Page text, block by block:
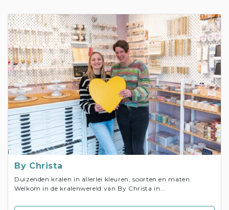
By Christa
Duizenden kralen in allerlei kleuren, soorten en maten.
Welkom in de kralenwereld van By Christa in...